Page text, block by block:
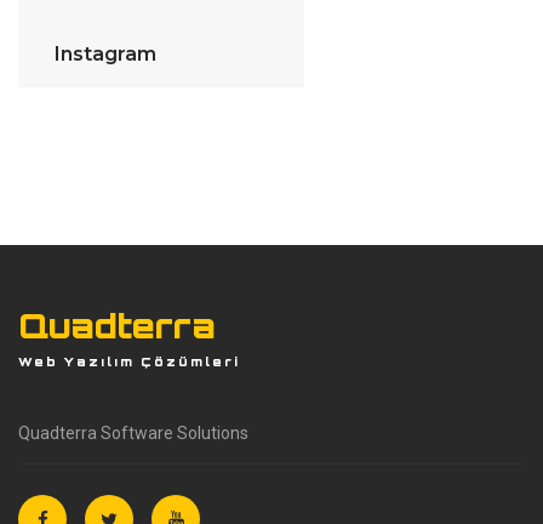
Instagram
Quadterra
Web Yazılım Çözümleri
Quadterra Software Solutions